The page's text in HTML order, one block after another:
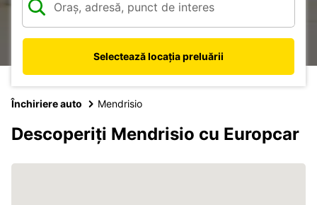
Selectează locația preluării
Închiriere auto Mendrisio
Descoperiți Mendrisio cu Europcar